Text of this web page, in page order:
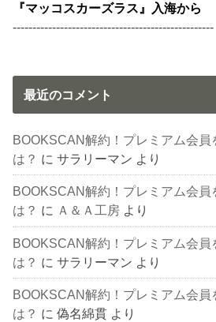
『マッコスカーズラス』入海から
---------------------------------------------------
最近のコメント
BOOKSCAN解約！プレミアム会員
は？ にサラリーマン より
BOOKSCAN解約！プレミアム会員
は？ に Ａ＆Ａ工房 より
BOOKSCAN解約！プレミアム会員
は？ にサラリーマン より
BOOKSCAN解約！プレミアム会員
は？ に偽名綿貫 より